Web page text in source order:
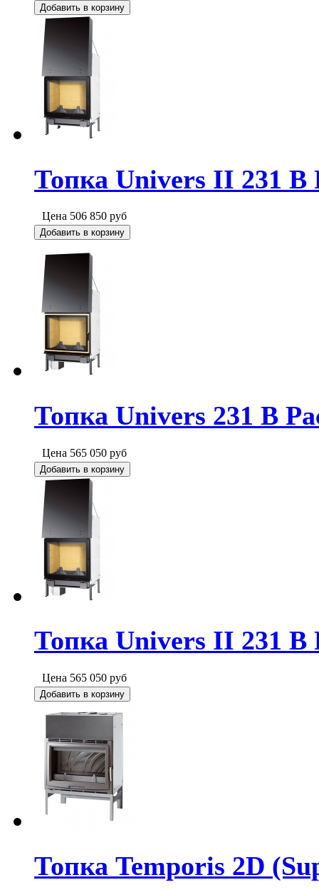
Добавить в корзину
Топка Univers II 231 B
Цена 506 850 руб
Добавить в корзину
Топка Univers 231 B
Цена 565 050 руб
Добавить в корзину
Топка Univers II 231 B
Цена 565 050 руб
Добавить в корзину
Топка Temporis 2D